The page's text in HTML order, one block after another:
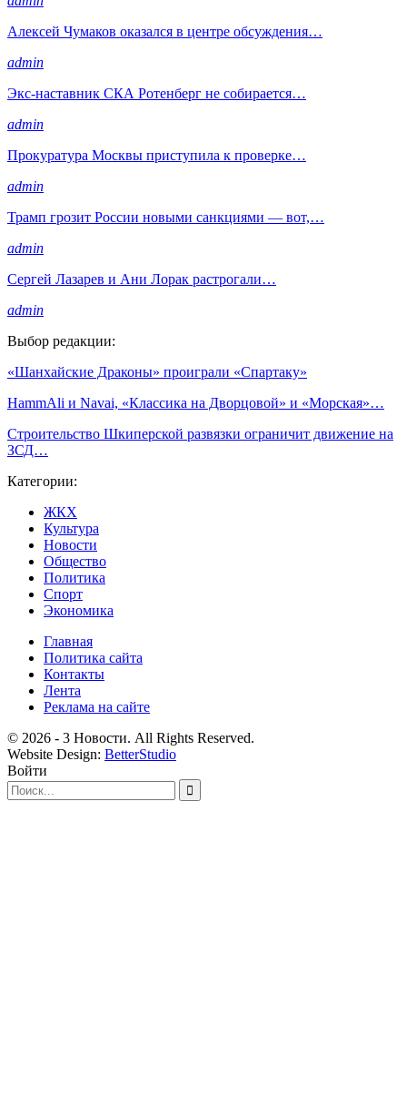
Алексей Чумаков оказался в центре обсуждения…
admin
Экс-наставник СКА Ротенберг не собирается…
admin
Прокуратура Москвы приступила к проверке…
admin
Трамп грозит России новыми санкциями — вот,…
admin
Сергей Лазарев и Ани Лорак растрогали…
admin
Выбор редакции:
«Шанхайские Драконы» проиграли «Спартаку»
HammAli и Navai, «Классика на Дворцовой» и «Морская»…
Строительство Шкиперской развязки ограничит движение на
ЗСД…
Категории:
ЖКХ
Культура
Новости
Общество
Политика
Спорт
Экономика
Главная
Политика сайта
Контакты
Лента
Реклама на сайте
© 2026 - 3 Новости. All Rights Reserved.
Website Design: BetterStudio
Войти